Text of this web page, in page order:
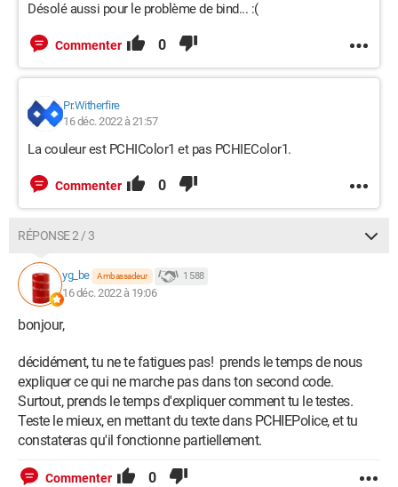
    PCHIFParametres.bind('<Return>',
    PCHIFParametres.mainloop()
Ca non.
Pouvez vous m'aider. Merci
Que Notch soit avec vous
Désolé aussi pour le problème de bind... :(
Commenter 0
Pr.Witherfire
16 déc. 2022 à 21:57
La couleur est PCHIColor1 et pas PCHIEColor1.
Commenter 0
RÉPONSE 2 / 3
yg_be Ambassadeur 1 588
16 déc. 2022 à 19:06
bonjour,
décidément, tu ne te fatigues pas! prends le temps de nous
expliquer ce qui ne marche pas dans ton second code.
Surtout, prends le temps d'expliquer comment tu le testes.
Teste le mieux, en mettant du texte dans PCHIEPolice, et tu
constateras qu'il fonctionne partiellement.
Commenter 0